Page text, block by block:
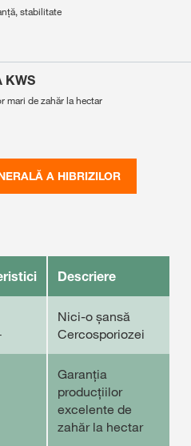
stabilitate
KWS
mari de zahăr la hectar
A HIBRIZILOR
Descriere
Nici-o șansă
Cercosporiozei
Garanția
producțiilor
excelente de
zahăr la hectar